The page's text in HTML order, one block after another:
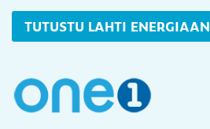
TUTUSTU LAHTI ENERGIAAN